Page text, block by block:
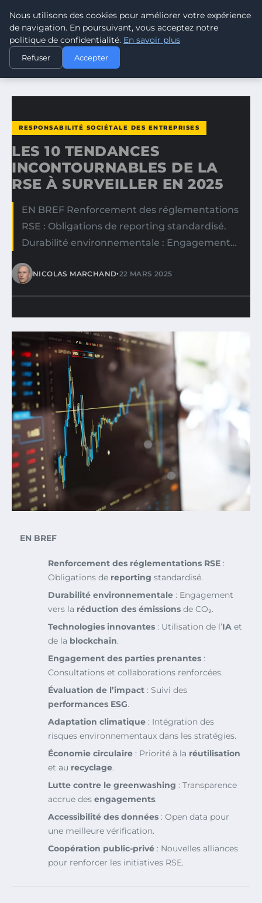
CLIMATE RESPONSE BLOG
ACCUEIL
RESPONSABILITÉ SOCIÉTALE DES ENTREPRISES
LES 10 TENDANCES INCONTOURNABLES DE LA RSE À…
RESPONSABILITÉ SOCIÉTALE DES ENTREPRISES
LES 10 TENDANCES
INCONTOURNABLES DE LA
RSE À SURVEILLER EN 2025
EN BREF Renforcement des réglementations
RSE : Obligations de reporting standardisé.
Durabilité environnementale : Engagement…
NICOLAS MARCHAND•22 MARS 2025
EN BREF
Renforcement des réglementations RSE :
Obligations de reporting standardisé.
Durabilité environnementale : Engagement
vers la réduction des émissions de CO₂.
Technologies innovantes : Utilisation de l’IA et
de la blockchain.
Engagement des parties prenantes :
Consultations et collaborations renforcées.
Évaluation de l’impact : Suivi des
performances ESG.
Adaptation climatique : Intégration des
risques environnementaux dans les stratégies.
Économie circulaire : Priorité à la réutilisation
et au recyclage.
Lutte contre le greenwashing : Transparence
accrue des engagements.
Accessibilité des données : Open data pour
une meilleure vérification.
Coopération public-privé : Nouvelles alliances
pour renforcer les initiatives RSE.
Nous utilisons des cookies pour améliorer votre expérience
de navigation. En poursuivant, vous acceptez notre
politique de confidentialité. En savoir plus
Refuser Accepter